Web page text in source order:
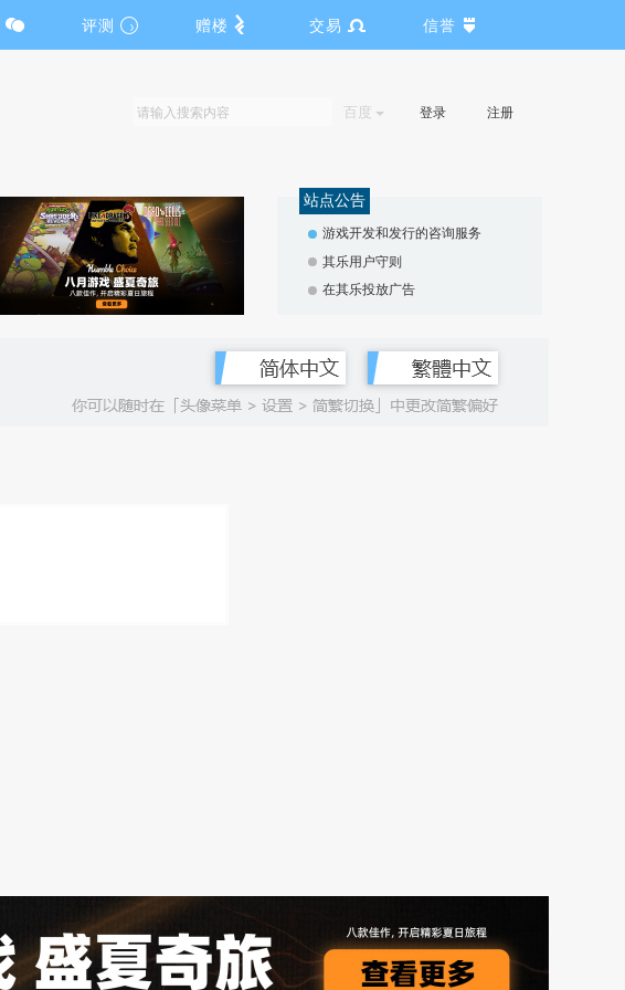
评测 赠楼 交易 信誉
百度 登录 注册
站点公告
游戏开发和发行的咨询服务
其乐用户守则
在其乐投放广告